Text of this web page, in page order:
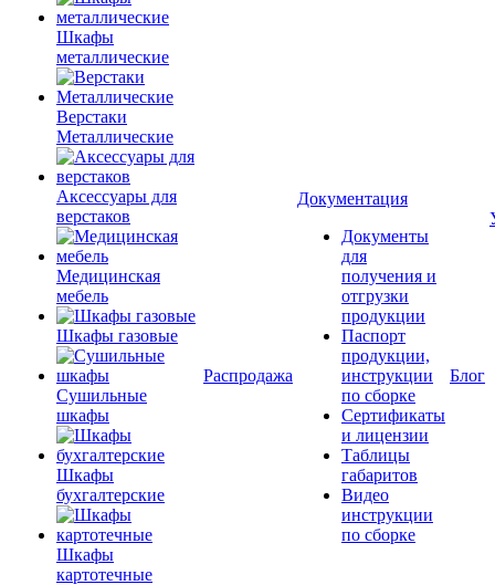
Шкафы
металлические
Верстаки
Металлические
Аксессуары для
верстаков
Медицинская
мебель
Шкафы газовые
Сушильные
шкафы
Шкафы
бухгалтерские
Шкафы
картотечные
Распродажа
Документация
Документы
для
получения и
отгрузки
продукции
Паспорт
продукции,
инструкции
по сборке
Сертификаты
и лицензии
Таблицы
габаритов
Видео
инструкции
по сборке
Блог